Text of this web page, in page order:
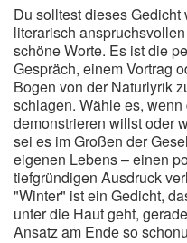
Du solltest dieses
literarisch
schöne Worte. Es ist die
Gespräch, einem Vortrag
Bogen von der Naturlyrik
schlagen. Wähle es,
demonstrieren willst oder
sei es im Großen der
eigenen Lebens – einen
tiefgründigen Ausdruck
"Winter" ist ein Gedicht,
unter die Haut geht,
Ansatz am Ende so